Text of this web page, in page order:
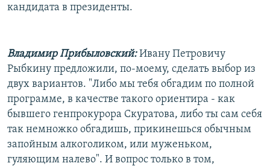
кандидата в президенты.
Владимир Прибыловский:Ивану Петровичу
Рыбкину предложили, по-моему, сделать выбор из
двух вариантов. "Либо мы тебя обгадим по полной
программе, в качестве такого ориентира - как
бывшего генпрокурора Скуратова, либо ты сам себя
так немножко обгадишь, прикинешься обычным
запойным алкоголиком, или муженьком,
гуляющим налево". И вопрос только в том,